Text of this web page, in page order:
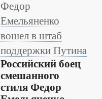
Федор
Емельяненко
вошел в штаб
поддержки Путина
Российский боец
смешанного
стиля Федор